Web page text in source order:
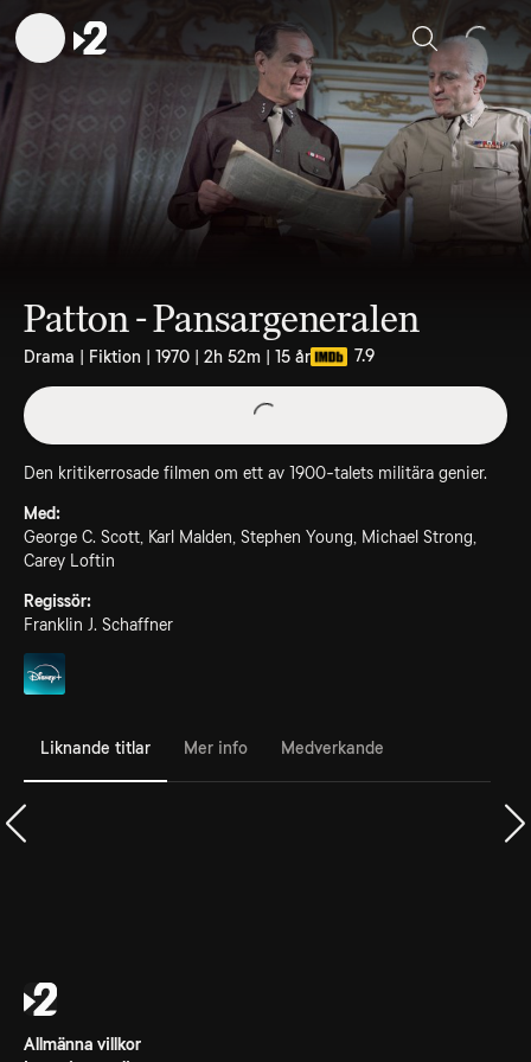
Sök
Patton - Pansargeneralen
Drama | Fiktion | 1970 | 2h 52m | 15 år 7.9
Den kritikerrosade filmen om ett av 1900-talets militära genier.
Med:
George C. Scott, Karl Malden, Stephen Young, Michael Strong,
Carey Loftin
Regissör:
Franklin J. Schaffner
Liknande titlar Mer info Medverkande
Allmänna villkor